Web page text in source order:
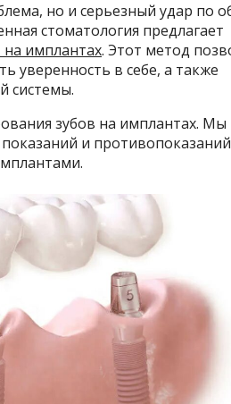
но и серьезный удар по
стоматология предлагает
на имплантах. Этот метод
уверенность в себе, а также
системы.
зубов на имплантах. Мы
и